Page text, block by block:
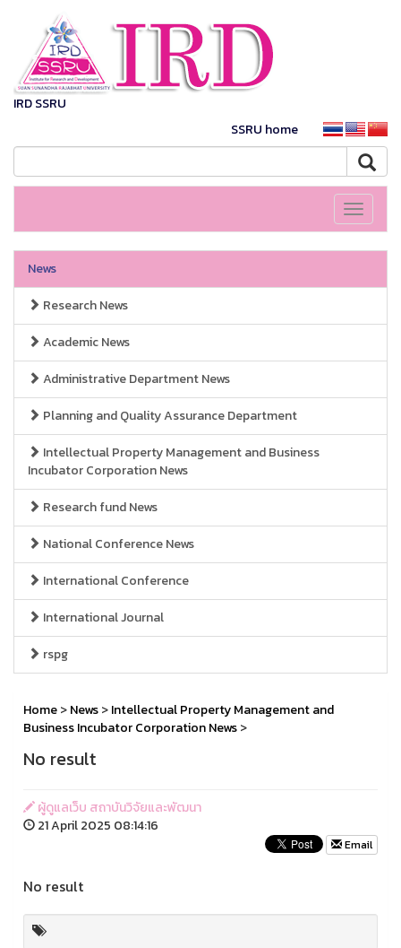
IRD SSRU
SSRU home
Toggle
News
Research News
Academic News
Administrative Department News
Planning and Quality Assurance Department
Intellectual Property Management and Business
Incubator Corporation News
Research fund News
National Conference News
International Conference
International Journal
rspg
Home>News>Intellectual Property Management and
Business Incubator Corporation News>
No result
ผู้ดูแลเว็บ สถาบันวิจัยและพัฒนา
21 April 2025 08:14:16
Email
No result